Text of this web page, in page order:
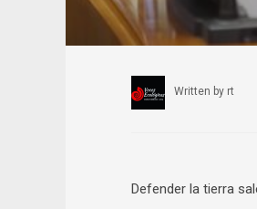
Written by rt
Defender la tierra